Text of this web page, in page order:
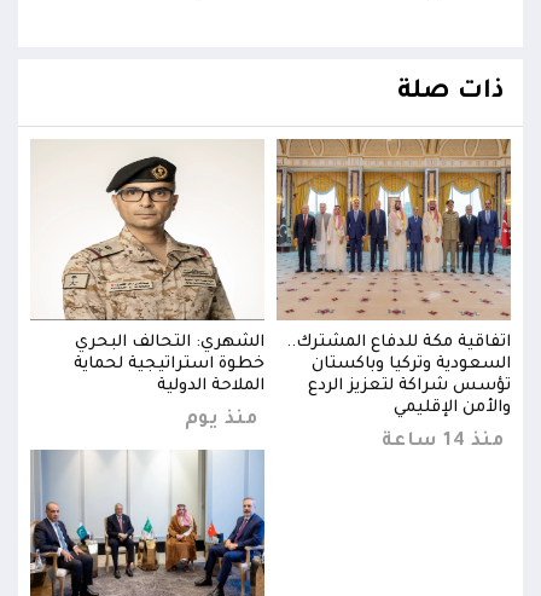
ذات صلة
اتفاقية مكة للدفاع المشترك..
السعودية وتركيا وباكستان
تؤسس شراكة لتعزيز الردع
والأمن الإقليمي
منذ 14 ساعة
الشهري: التحالف البحري
خطوة استراتيجية لحماية
الملاحة الدولية
منذ يوم